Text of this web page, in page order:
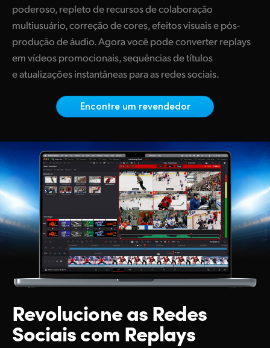
Mexico
Malaysia
Netherlands
New Zealand
Portugal
South Africa
Spain
Sweden
Turkey
poderoso, repleto de recursos de colaboração
multiusuário, correção de cores, efeitos visuais e pós-
produção de áudio. Agora você pode converter replays
em vídeos promocionais, sequências de títulos
e atualizações instantâneas para as redes sociais.
Encontre um revendedor
Revolucione asRedes
Sociais com Replays